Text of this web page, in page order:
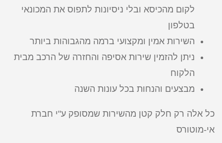
לקום מהכיסא ובלי ניסיונות לתפוס את המכונאי
בטלפון
השירות אמין ומקצועי ברמה מהגבוהות ביותר
ניתן להזמין שירות אסיפה והחזרה של הרכב מבית
הלקוח
מבצעים והנחות בכל עונות השנה
כל אלה רק חלק קטן מהשירות שמסופק ע"י חברת
אי-מוטורס